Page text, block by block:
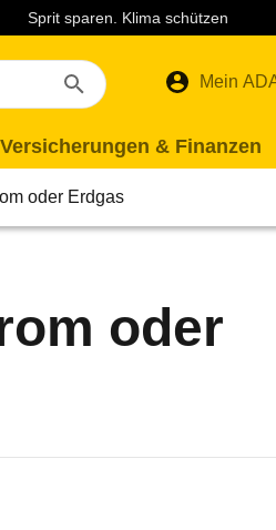
Sprit sparen. Klima schützen
Mein
Versicherungen & Finanzen
oder Erdgas
oder